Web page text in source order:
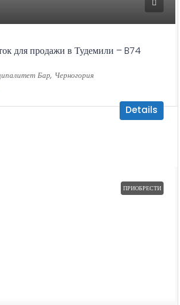
для продажи в Тудемили – B74
Бар, Черногория
Details
ПРИОБРЕСТИ